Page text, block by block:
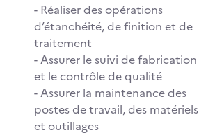
- Réaliser des opérations
d’étanchéité, de finition et de
traitement
- Assurer le suivi de fabrication
et le contrôle de qualité
- Assurer la maintenance des
postes de travail, des matériels
et outillages